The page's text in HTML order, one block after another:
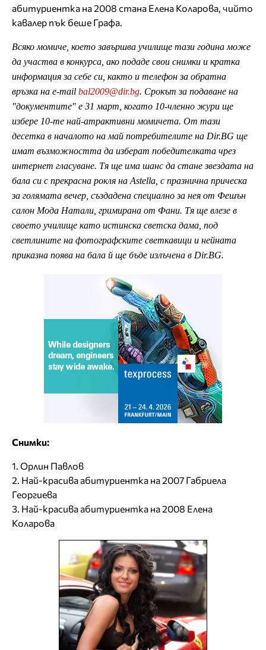
абитуриентка на 2008 стана Елена Коларова, чийто
кавалер пък беше Графа.
Всяко момиче, което завършва училище тази година може
да участва в конкурса, ако подаде свои снимки и кратка
информация за себе си, както и телефон за обратна
връзка на e-mail bal2009@dir.bg. Срокът за подаване на
"документите" е 31 март, когато 10-членно жури ще
избере 10-те най-атрактивни момичета. От тази
десетка в началото на май потребителите на Dir.BG ще
имат възможността да изберат победителката чрез
интернет гласуване. Тя ще има шанс да стане звездата на
бала си с прекрасна рокля на Astella, с празнична прическа
за голямата вечер, създадена специално за нея от Фешън
салон Мода Натали, гримирана от Фани. Тя ще влезе в
своето училище като истинска светска дама, под
светлините на фотографските светкавици и нейната
приказна поява на бала й ще бъде излъченa в Dir.BG.
Снимки:
1. Орлин Павлов
2. Най-красива абитуриентка на 2007 Габриела
Георгиева
3. Най-красива абитуриентка на 2008 Елена
Коларова